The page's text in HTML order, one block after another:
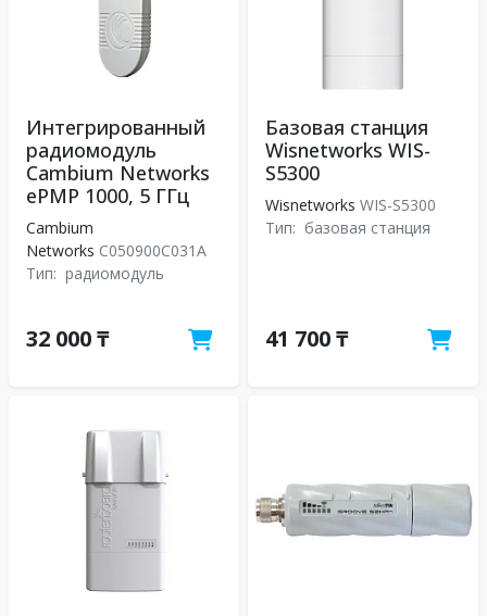
Интегрированный
радиомодуль
Cambium Networks
ePMP 1000, 5 ГГц
Cambium
Networks C050900C031A
Тип: радиомодуль
32 000 ₸
Базовая станция
Wisnetworks WIS-
S5300
Wisnetworks WIS-S5300
Тип: базовая станция
41 700 ₸